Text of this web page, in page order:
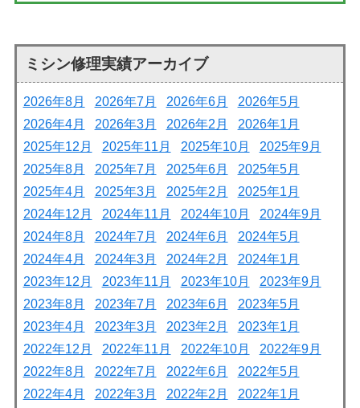
ミシン修理実績アーカイブ
2026年8月 2026年7月 2026年6月
2026年5月
2026年4月
2026年3月 2026年2月
2026年1月
2025年12月
2025年11月 2025年10月
2025年9月
2025年8月
2025年7月 2025年6月
2025年5月
2025年4月
2025年3月 2025年2月
2025年1月
2024年12月
2024年11月 2024年10月
2024年9月
2024年8月
2024年7月 2024年6月
2024年5月
2024年4月
2024年3月 2024年2月
2024年1月
2023年12月
2023年11月 2023年10月
2023年9月
2023年8月
2023年7月 2023年6月
2023年5月
2023年4月
2023年3月 2023年2月
2023年1月
2022年12月
2022年11月 2022年10月
2022年9月
2022年8月
2022年7月 2022年6月
2022年5月
2022年4月
2022年3月 2022年2月
2022年1月